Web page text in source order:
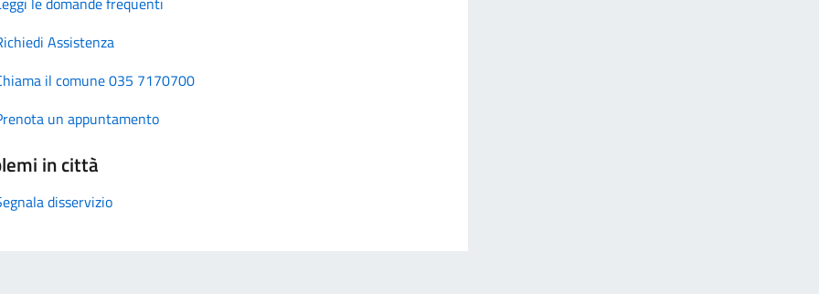
Assistenza
il comune 035 7170700
un appuntamento
in città
disservizio